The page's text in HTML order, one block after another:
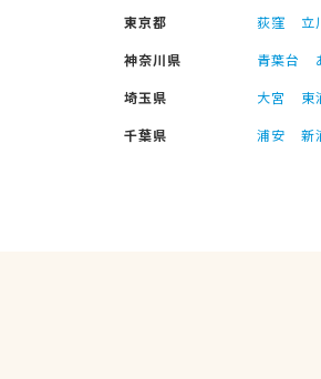
東京都 荻窪 立
神奈川県
青葉台
埼玉県
大宮 東
千葉県
浦安 新